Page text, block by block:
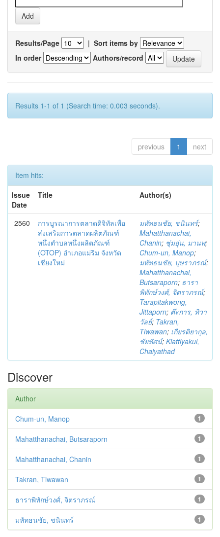
Results/Page | Sort items by
In order
Authors/record
Results 1-1 of 1 (Search time: 0.003 seconds).
previous 1 next
Item hits:
Issue
Date
Title Author(s)
2560
การบูรณาการตลาดดิจิทัลเพื่อ
ส่งเสริมการตลาดผลิตภัณฑ์
หนึ่งตำบลหนึ่งผลิตภัณฑ์
(OTOP) อำเภอแม่ริม จังหวัด
เชียงใหม่
มหัทธนชัย, ชนินทร์;
Mahatthanachai,
Chanin; ชุ่มอุ่น, มานพ;
Chum-un, Manop;
มหัทธนชัย, บุษราภรณ์;
Mahatthanachai,
Butsaraporn; ธารา
พิทักษ์วงศ์, จิตราภรณ์;
Tarapitakwong,
Jittaporn; ต๊ะการ, ทิวา
วัลย์; Takran,
Tiwawan; เกียรติยากุล,
ชัยทัศน์; Kiattiyakul,
Chaiyathad
Discover
Author
1
Chum-un, Manop
1
Mahatthanachai, Butsaraporn
1
Mahatthanachai, Chanin
1
Takran, Tiwawan
1
ธาราพิทักษ์วงศ์, จิตราภรณ์
1
มหัทธนชัย, ชนินทร์